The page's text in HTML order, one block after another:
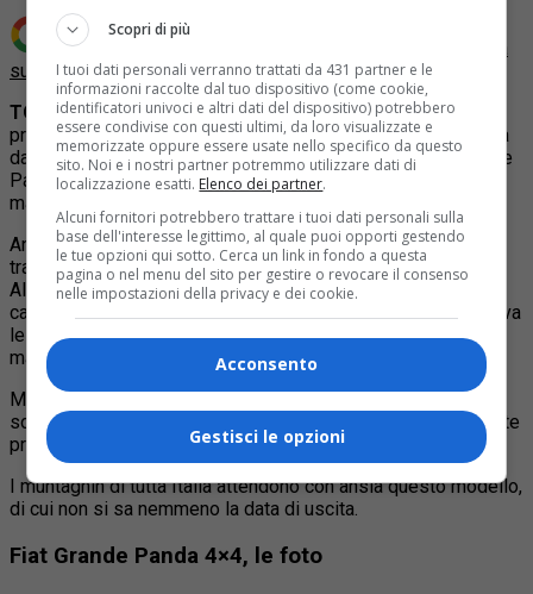
Aggiungi Quotidiano Piemontese come
Fonte preferita
su Google
TORINO– Fiat getta la maschera e annuncia l’attesissimo
prototipo della Grande Panda in versione 4×4. Caratterizzata
dal bordeaux tipico della panda prima generazione, la Grande
Panda è impreziosita da dettagli off-road come pneumatici
maggiorati, parafanghi e luci diurne aggiuntive.
Ancora mistero la questione motorizzazioni: potrebbe
trattarsi dello stesso sistema adottato da Jeep Avenger e
Alfa Romeo Junior, ovvero un 1.2 ibrido a benzina da 136
cavalli, con un ulteriore motore sull’asse posteriore, che attiva
le ruote motrici del retrotreno in caso di fondo scivoloso o
mancanza di grip.
Mistero anche sui prezzi, che è lecito ipotizzare saranno
sopra i 25 mila euro. Anche questa versione sarà sicuramente
prodotta in Serbia, negli stabilimenti di Kragujevac.
I muntagnin di tutta Italia attendono con ansia questo modello,
di cui non si sa nemmeno la data di uscita.
Fiat Grande Panda 4×4, le foto
Scopri di più
I tuoi dati personali verranno trattati da 431 partner e le
informazioni raccolte dal tuo dispositivo (come cookie,
identificatori univoci e altri dati del dispositivo) potrebbero
essere condivise con questi ultimi, da loro visualizzate e
memorizzate oppure essere usate nello specifico da questo
sito. Noi e i nostri partner potremmo utilizzare dati di
localizzazione esatti. Elenco dei partner.
Alcuni fornitori potrebbero trattare i tuoi dati personali sulla
base dell'interesse legittimo, al quale puoi opporti gestendo
le tue opzioni qui sotto. Cerca un link in fondo a questa
pagina o nel menu del sito per gestire o revocare il consenso
nelle impostazioni della privacy e dei cookie.
Acconsento
Gestisci le opzioni